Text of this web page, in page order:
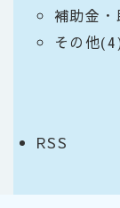
補助金
その他
RSS